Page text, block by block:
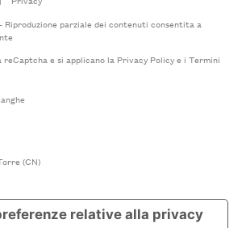
parziale dei contenuti consentita a
e si applicano la Privacy Policye i Termini
(CN)
relative alla privacy